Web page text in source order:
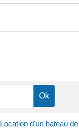
Location d'un bateau